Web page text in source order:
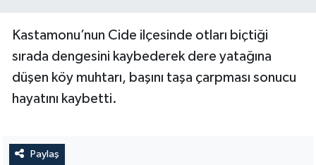
Kastamonu’nun Cide ilçesinde otları biçtiği
sırada dengesini kaybederek dere yatağına
düşen köy muhtarı, başını taşa çarpması sonucu
hayatını kaybetti.
Paylaş